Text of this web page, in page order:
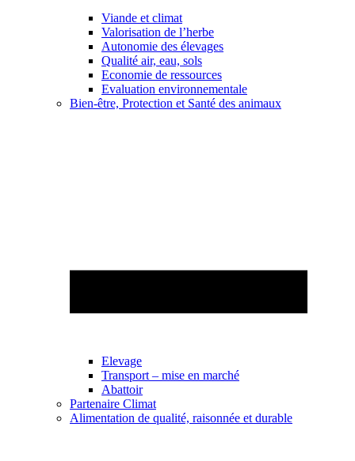
Viande et climat
Valorisation de l’herbe
Autonomie des élevages
Qualité air, eau, sols
Economie de ressources
Evaluation environnementale
Bien-être, Protection et Santé des animaux
Elevage
Transport – mise en marché
Abattoir
Partenaire Climat
Alimentation de qualité, raisonnée et durable